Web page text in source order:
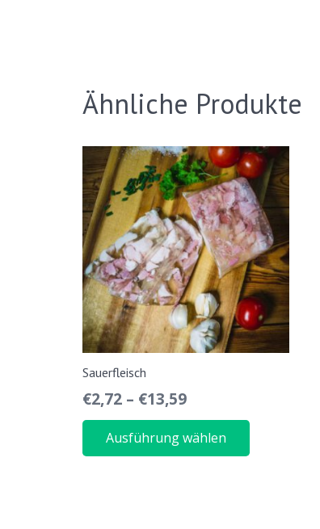
Ähnliche Produkte
Sauerfleisch
€2,72 – €13,59
Ausführung wählen